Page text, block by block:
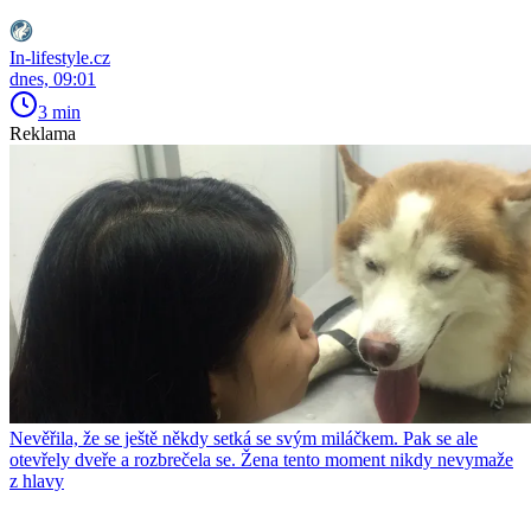
In-lifestyle.cz
dnes, 09:01
3 min
Reklama
Nevěřila, že se ještě někdy setká se svým miláčkem. Pak se ale
otevřely dveře a rozbrečela se. Žena tento moment nikdy nevymaže
z hlavy